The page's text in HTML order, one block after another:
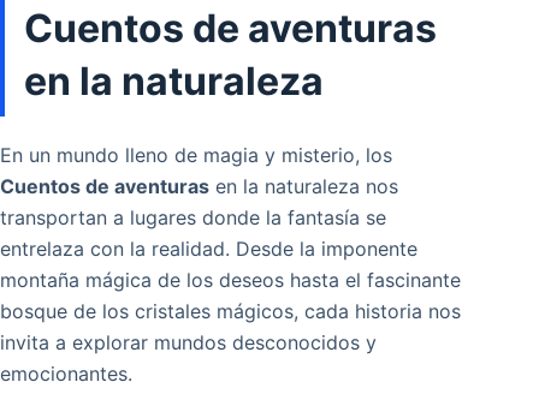
Cuentos de aventuras
en la naturaleza
En un mundo lleno de magia y misterio, los
Cuentos de aventuras en la naturaleza nos
transportan a lugares donde la fantasía se
entrelaza con la realidad. Desde la imponente
montaña mágica de los deseos hasta el fascinante
bosque de los cristales mágicos, cada historia nos
invita a explorar mundos desconocidos y
emocionantes.